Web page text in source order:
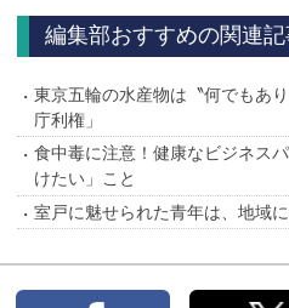
へ
編集部おすすめの関連
東京五輪の水産物は〝何でもあ
庁利権」
食中毒に注意！健康なビジネス
けたい」こと
室戸に魅せられた青年は、地域